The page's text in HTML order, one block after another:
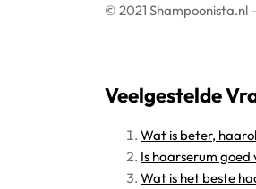
© 2021 Shampoonista.nl
Veelgestelde
Wat is beter,
Is haarserum goed
Wat is het beste